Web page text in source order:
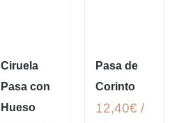
Ciruela
Pasa con
Hueso
Pasa de
Corinto
12,40€ /